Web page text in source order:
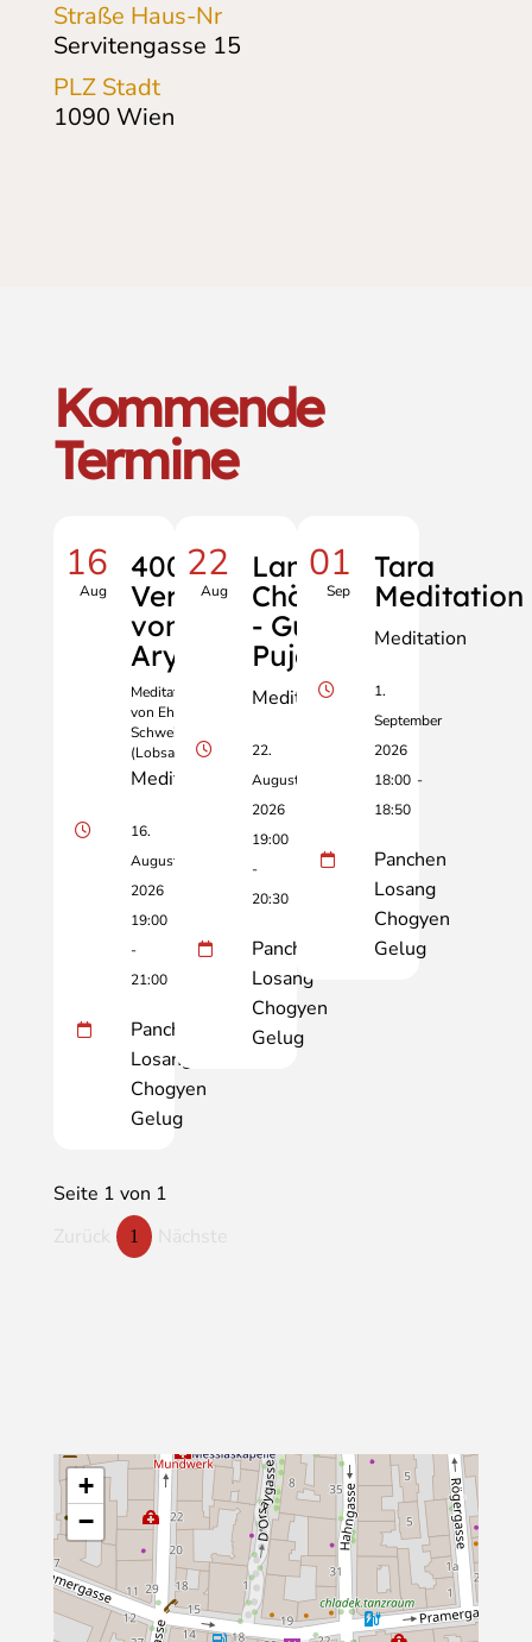
Straße Haus-Nr
Servitengasse 15
PLZ Stadt
1090 Wien
Kommende
Termine
16
Aug
400
Verse
von
Aryadeva
Meditation geleitet
von Ehrw. Dr. Birgit
Schweiberer
(Lobsang Drime)
Meditation
16.
August
2026
19:00
-
21:00
Panchen
Losang
Chogyen
Gelug
22
Aug
Lama
Chöpa
- Guru
Puja
Meditation
22.
August
2026
19:00
-
20:30
Panchen
Losang
Chogyen
Gelug
01
Sep
Tara
Meditation
Meditation
1.
September
2026
18:00 -
18:50
Panchen
Losang
Chogyen
Gelug
Seite 1 von 1
1
+
−